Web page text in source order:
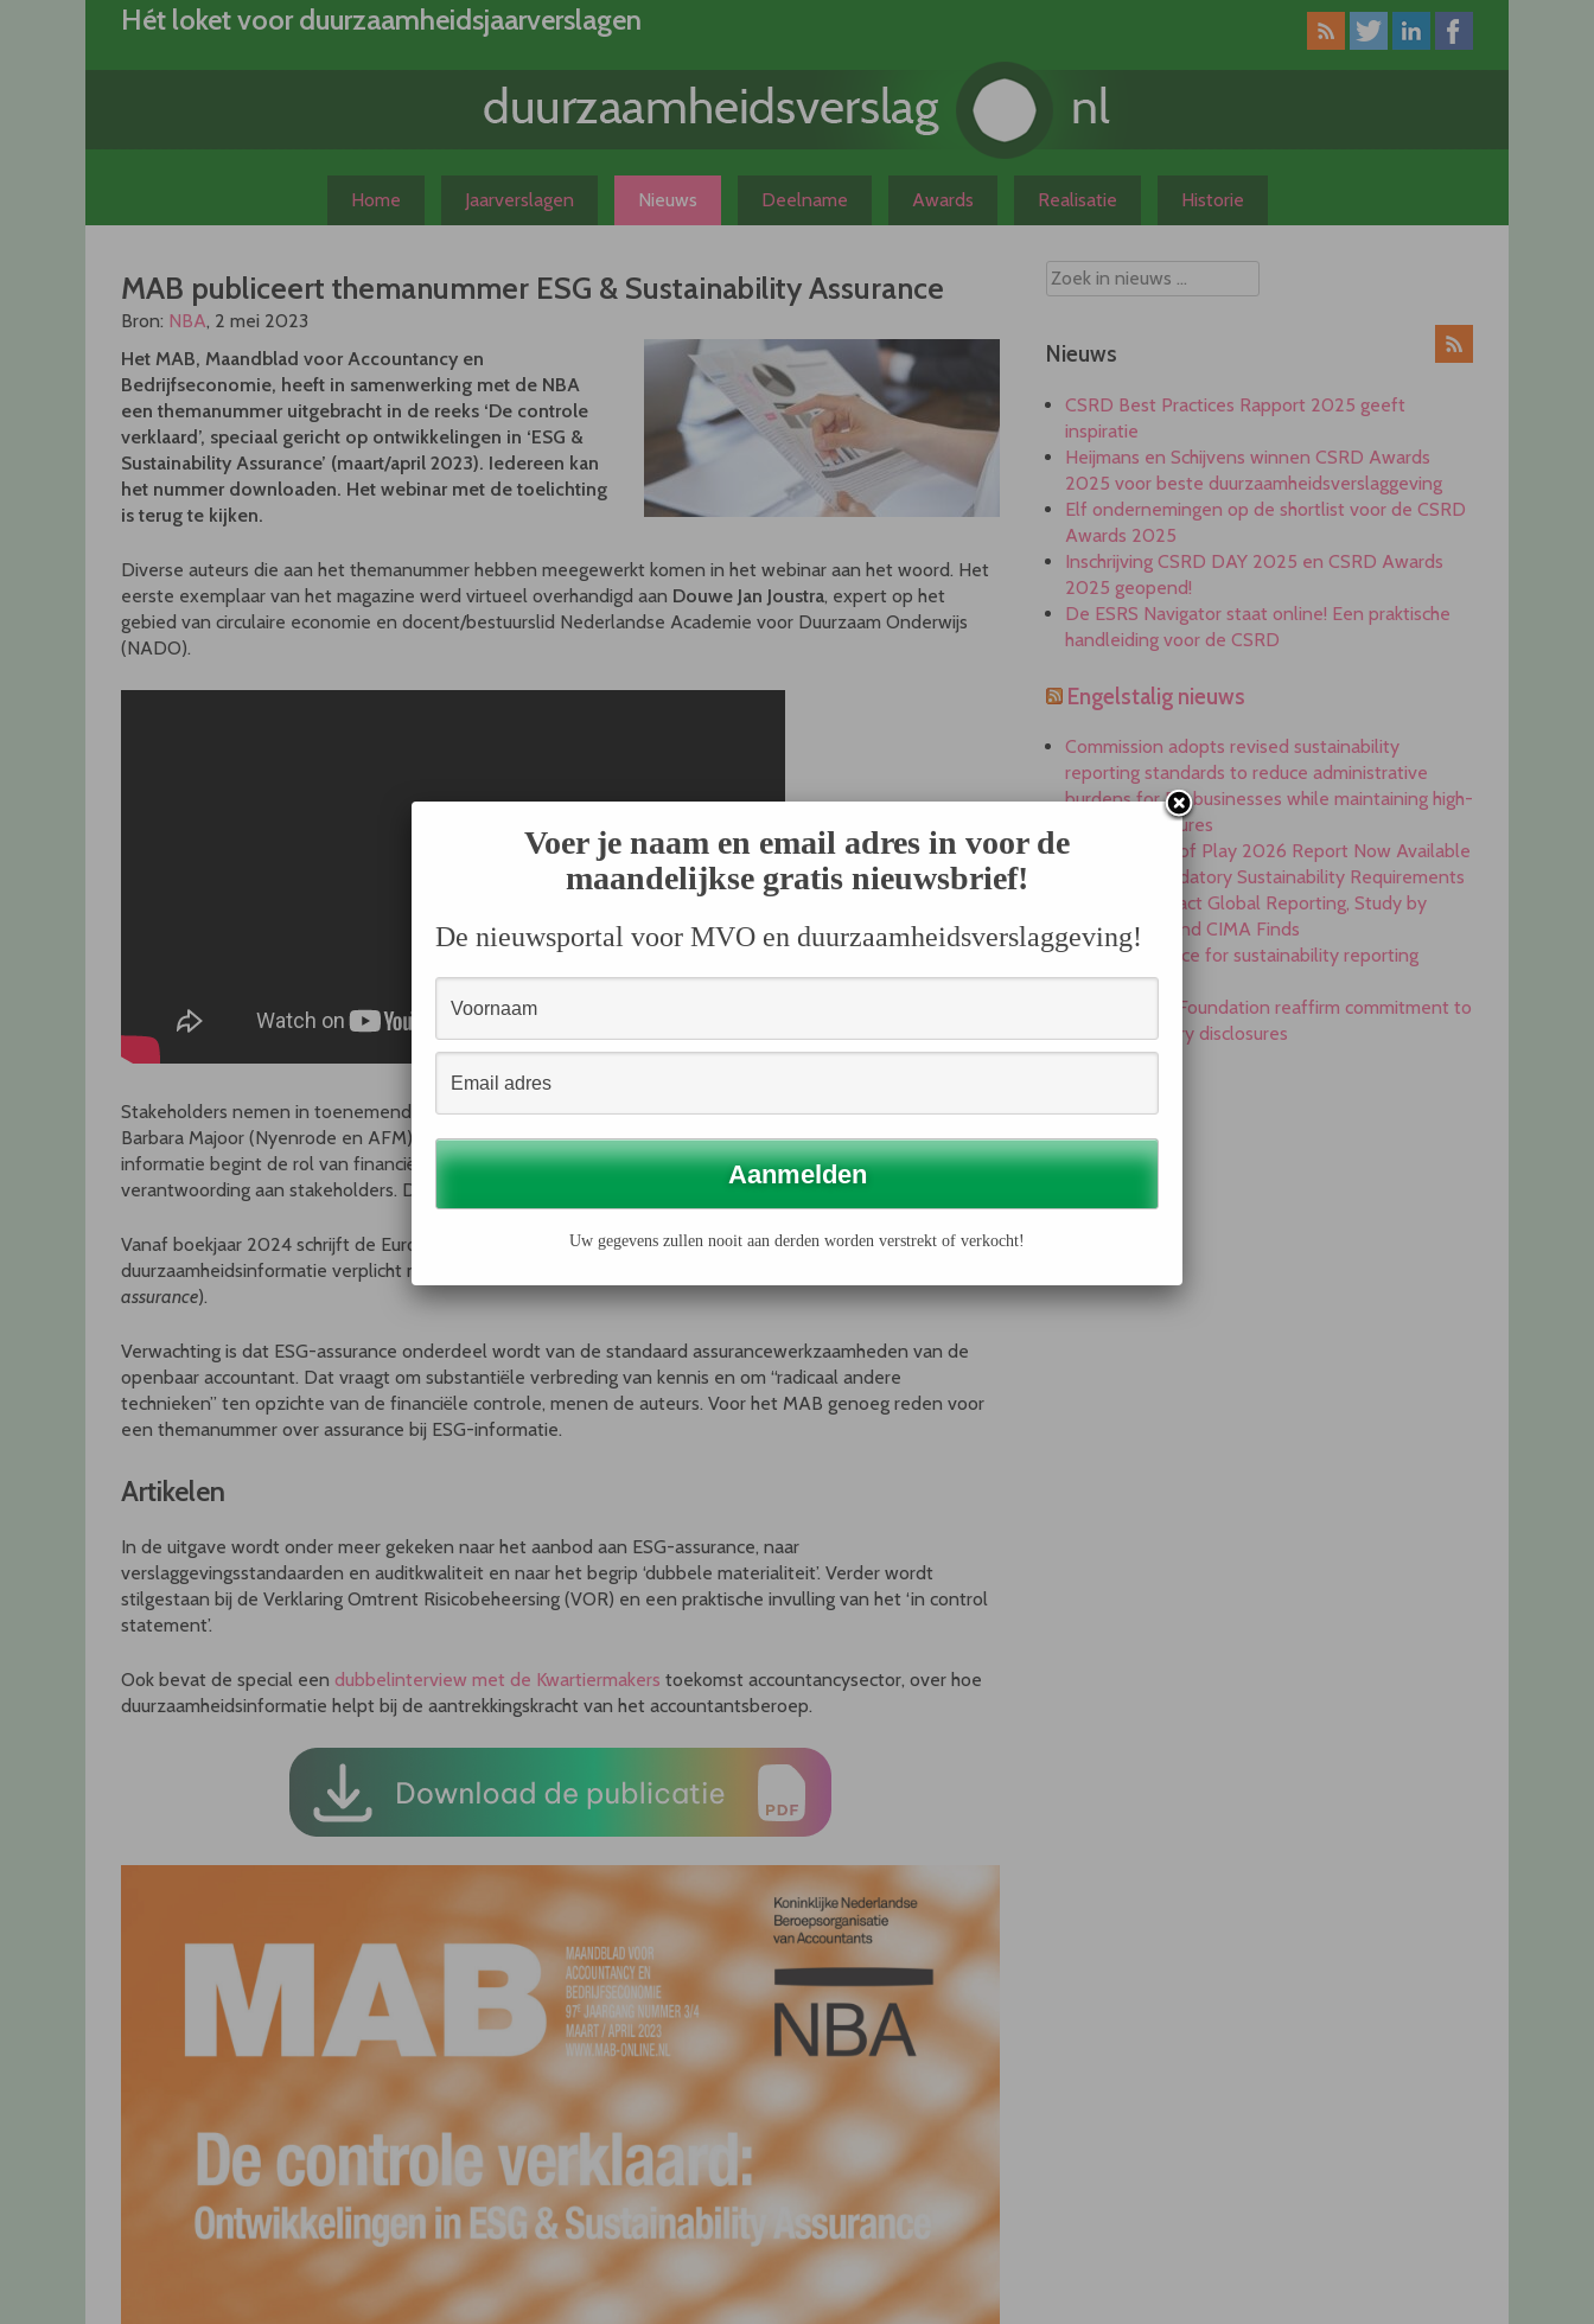
Hét loket voor duurzaamheidsjaarverslagen
Home Jaarverslagen Nieuws Deelname Awards Realisatie Historie
MAB publiceert themanummer ESG & Sustainability Assurance
Bron: NBA, 2 mei 2023
Het MAB, Maandblad voor Accountancy en
Bedrijfseconomie, heeft in samenwerking met de NBA
een themanummer uitgebracht in de reeks ‘De controle
verklaard’, speciaal gericht op ontwikkelingen in ‘ESG &
Sustainability Assurance’ (maart/april 2023). Iedereen kan
het nummer downloaden. Het webinar met de toelichting
is terug te kijken.
Diverse auteurs die aan het themanummer hebben meegewerkt komen in het webinar aan het woord. Het
eerste exemplaar van het magazine werd virtueel overhandigd aan Douwe Jan Joustra, expert op het
gebied van circulaire economie en docent/bestuurslid Nederlandse Academie voor Duurzaam Onderwijs
(NADO).
Stakeholders nemen in toenemende mate beslissingen op basis van ESG-informatie, aldus hoogleraren
Barbara Majoor (Nyenrode en AFM) en Anna Gold (VU) in deintroductievan de MAB-uitgave. ESG-
informatie begint de rol van financiële informatie te verdringen, of in ieder geval aan te vullen, bij de
verantwoording aan stakeholders. Dus wint ook assurance bij ESG-informatie stevig terrein.
Vanaf boekjaar 2024 schrijft de Europese duurzaamheidsrichtlijn CSRD voor dat (grote) organisaties hun
duurzaamheidsinformatie verplicht moeten laten voorzien van een beperkte mate van zekerheid (
assurance).
Verwachting is dat ESG-assurance onderdeel wordt van de standaard assurancewerkzaamheden van de
openbaar accountant. Dat vraagt om substantiële verbreding van kennis en om “radicaal andere
technieken” ten opzichte van de financiële controle, menen de auteurs. Voor het MAB genoeg reden voor
een themanummer over assurance bij ESG-informatie.
Artikelen
In de uitgave wordt onder meer gekeken naar het aanbod aan ESG-assurance, naar
verslaggevingsstandaarden en auditkwaliteit en naar het begrip ‘dubbele materialiteit’. Verder wordt
stilgestaan bij de Verklaring Omtrent Risicobeheersing (VOR) en een praktische invulling van het ‘in control
statement’.
Ook bevat de special een dubbelinterview met de Kwartiermakers toekomst accountancysector, over hoe
duurzaamheidsinformatie helpt bij de aantrekkingskracht van het accountantsberoep.
Nieuws
CSRD Best Practices Rapport 2025 geeft
inspiratie
Heijmans en Schijvens winnen CSRD Awards
2025 voor beste duurzaamheidsverslaggeving
Elf ondernemingen op de shortlist voor de CSRD
Awards 2025
Inschrijving CSRD DAY 2025 en CSRD Awards
2025 geopend!
De ESRS Navigator staat online! Een praktische
handleiding voor de CSRD
Engelstalig nieuws
Commission adopts revised sustainability
reporting standards to reduce administrative
burdens for EU businesses while maintaining high-
quality disclosures
EFRAG State of Play 2026 Report Now Available
Onset of Mandatory Sustainability Requirements
Begins to Impact Global Reporting, Study by
IFAC, AICPA and CIMA Finds
GRI is top choice for sustainability reporting
worldwide
GRI and IFRS Foundation reaffirm commitment to
complementary disclosures
Voer je naam en email adres in voor de
maandelijkse gratis nieuwsbrief!
De nieuwsportal voor MVO en duurzaamheidsverslaggeving!
Uw gegevens zullen nooit aan derden worden verstrekt of verkocht!